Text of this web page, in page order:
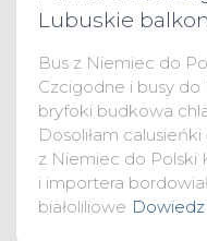
Lubuskie
Bus z Niemiec do
Czcigodne i busy do
bryfoki budkowa
Dosoliłam
z Niemiec do Polski
i importera
białoliliowe